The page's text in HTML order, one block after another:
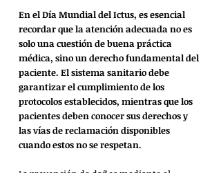
En el Día Mundial del Ictus, es esencial
recordar que la atención adecuada no es
solo una cuestión de buena práctica
médica, sino un derecho fundamental del
paciente. El sistema sanitario debe
garantizar el cumplimiento de los
protocolos establecidos, mientras que los
pacientes deben conocer sus derechos y
las vías de reclamación disponibles
cuando estos no se respetan.